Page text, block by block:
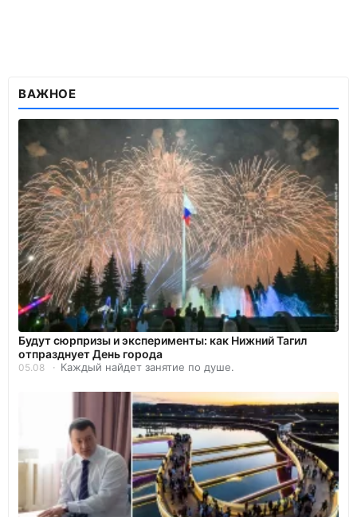
ВАЖНОЕ
Будут сюрпризы и эксперименты: как Нижний Тагил
отпразднует День города
05.08 Каждый найдет занятие по душе.